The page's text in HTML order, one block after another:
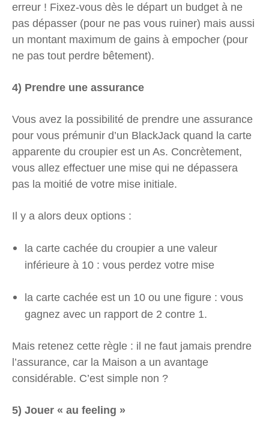
erreur ! Fixez-vous dès le départ un budget à ne
pas dépasser (pour ne pas vous ruiner) mais aussi
un montant maximum de gains à empocher (pour
ne pas tout perdre bêtement).
4) Prendre une assurance
Vous avez la possibilité de prendre une assurance
pour vous prémunir d’un BlackJack quand la carte
apparente du croupier est un As. Concrètement,
vous allez effectuer une mise qui ne dépassera
pas la moitié de votre mise initiale.
Il y a alors deux options :
la carte cachée du croupier a une valeur
inférieure à 10 : vous perdez votre mise
la carte cachée est un 10 ou une figure : vous
gagnez avec un rapport de 2 contre 1.
Mais retenez cette règle : il ne faut jamais prendre
l’assurance, car la Maison a un avantage
considérable. C’est simple non ?
5) Jouer « au feeling »